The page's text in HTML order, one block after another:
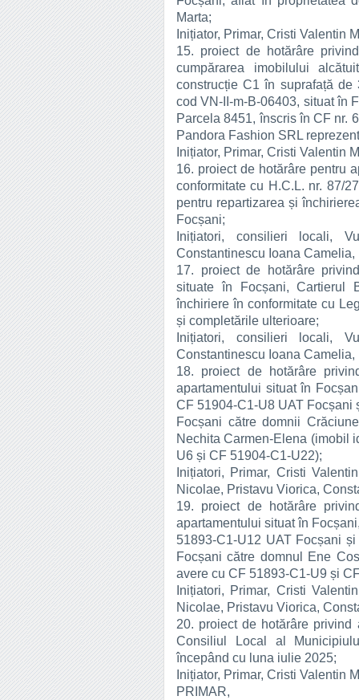
Marta;
Inițiator, Primar, Cristi Valentin
15. proiect de hotărâre
cumpărarea imobilului
construcție C1 în suprafață
cod VN-II-m-B-06403, situat în
Parcela 8451, înscris în CF nr.
Pandora Fashion SRL
Inițiator, Primar, Cristi Valentin
16. proiect de hotărâre pentru
conformitate cu H.C.L. nr. 87/
pentru repartizarea și
Focșani;
Inițiatori, consilieri locali,
Constantinescu Ioana
17. proiect de hotărâre
situate în Focșani, Cartierul
închiriere în conformitate cu
și completările ulterioare;
Inițiatori, consilieri locali,
Constantinescu Ioana
18. proiect de hotărâre
apartamentului situat în
CF 51904-C1-U8 UAT Focșani
Focșani către domnii
Nechita Carmen-Elena (imobil
U6 și CF 51904-C1-U22);
Inițiatori, Primar, Cristi
Nicolae, Pristavu Viorica,
19. proiect de hotărâre
apartamentului situat în
51893-C1-U12 UAT Focșani
Focșani către domnul Ene
avere cu CF 51893-C1-U9 și
Inițiatori, Primar, Cristi
Nicolae, Pristavu Viorica,
20. proiect de hotărâre
Consiliul Local al
începând cu luna iulie 2025;
Inițiator, Primar, Cristi Valentin
PRIMAR,